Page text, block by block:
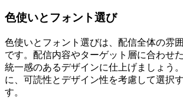
色使いとフォント選び
色使いとフォント選びは、配信全体の雰
です。配信内容やターゲット層に合わせ
統一感のあるデザインに仕上げましょう
に、可読性とデザイン性を考慮して選択
す。